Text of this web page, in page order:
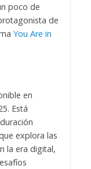
poco de
de
You Are in
en
Está
explora las
la era digital,